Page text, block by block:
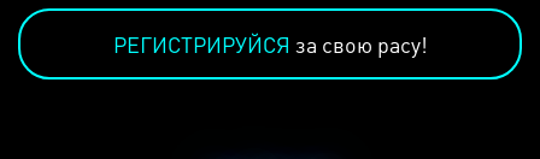
РЕГИСТРИРУЙСЯ за свою расу!